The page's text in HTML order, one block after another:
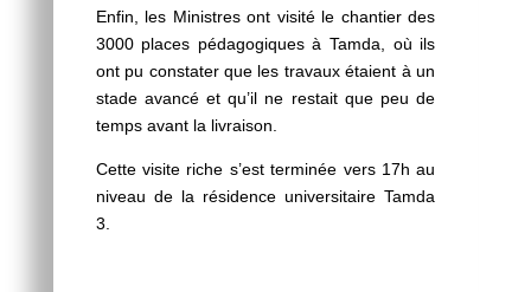
Enfin, les Ministres ont visité le chantier des
3000 places pédagogiques à Tamda, où ils
ont pu constater que les travaux étaient à un
stade avancé et qu’il ne restait que peu de
temps avant la livraison.
Cette visite riche s’est terminée vers 17h au
niveau de la résidence universitaire Tamda
3.